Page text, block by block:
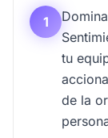
1
tu
de la